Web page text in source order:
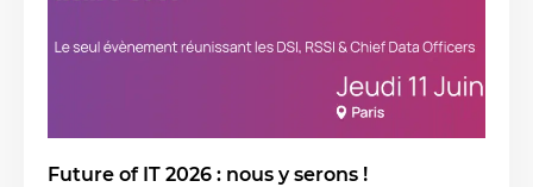
Future of IT 2026 : nous y serons !